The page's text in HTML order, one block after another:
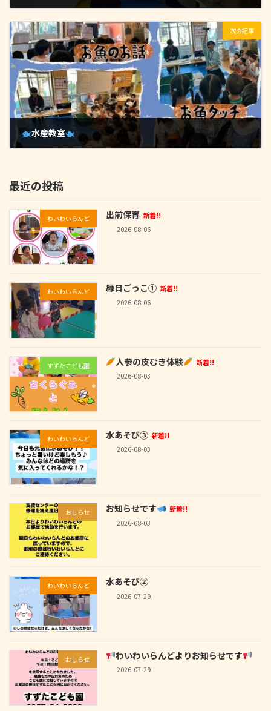
次の記事
水産教室
最近の投稿
わいわいらんど 出前保育 新着!!
2026-08-06
わいわいらんど 縁日ごっこ① 新着!!
2026-08-06
すずたこども園 人参の皮むき体験
新着!!
2026-08-03
わいわいらんど 水あそび③ 新着!!
2026-08-03
おしらせ お知らせです
新着!!
2026-08-03
わいわいらんど 水あそび②
2026-07-29
おしらせ わいわいらんどよりお知らせです
2026-07-29